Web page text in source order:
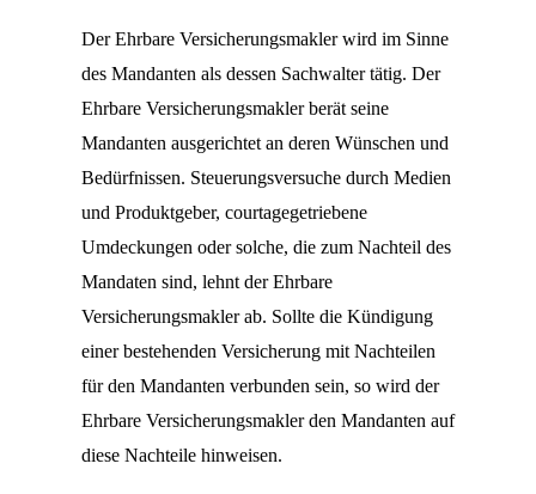
Der Ehrbare Versicherungsmakler wird im Sinne
des Mandanten als dessen Sachwalter tätig. Der
Ehrbare Versicherungsmakler berät seine
Mandanten ausgerichtet an deren Wünschen und
Bedürfnissen. Steuerungsversuche durch Medien
und Produktgeber, courtagegetriebene
Umdeckungen oder solche, die zum Nachteil des
Mandaten sind, lehnt der Ehrbare
Versicherungsmakler ab. Sollte die Kündigung
einer bestehenden Versicherung mit Nachteilen
für den Mandanten verbunden sein, so wird der
Ehrbare Versicherungsmakler den Mandanten auf
diese Nachteile hinweisen.